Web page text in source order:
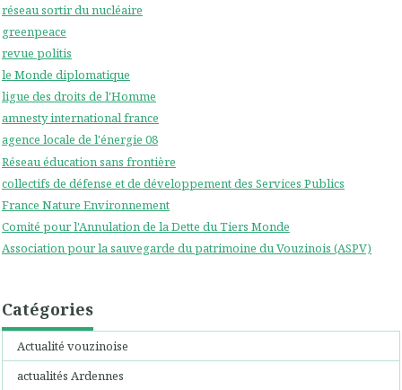
réseau sortir du nucléaire
greenpeace
revue politis
le Monde diplomatique
ligue des droits de l'Homme
amnesty international france
agence locale de l'énergie 08
Réseau éducation sans frontière
collectifs de défense et de développement des Services Publics
France Nature Environnement
Comité pour l'Annulation de la Dette du Tiers Monde
Association pour la sauvegarde du patrimoine du Vouzinois (ASPV)
Catégories
Actualité vouzinoise
actualités Ardennes